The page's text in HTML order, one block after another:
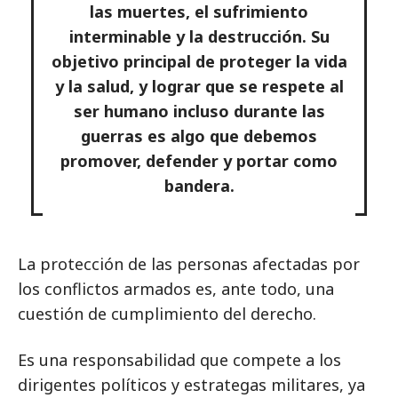
las muertes, el sufrimiento
interminable y la destrucción. Su
objetivo principal de proteger la vida
y la salud, y lograr que se respete al
ser humano incluso durante las
guerras es algo que debemos
promover, defender y portar como
bandera.
La protección de las personas afectadas por
los conflictos armados es, ante todo, una
cuestión de cumplimiento del derecho.
Es una responsabilidad que compete a los
dirigentes políticos y estrategas militares, ya